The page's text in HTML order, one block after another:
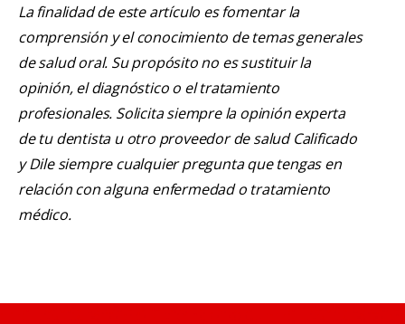
La finalidad de este artículo es fomentar la
comprensión y el conocimiento de temas generales
de salud oral. Su propósito no es sustituir la
opinión, el diagnóstico o el tratamiento
profesionales. Solicita siempre la opinión experta
de tu dentista u otro proveedor de salud Calificado
y Dile siempre cualquier pregunta que tengas en
relación con alguna enfermedad o tratamiento
médico.